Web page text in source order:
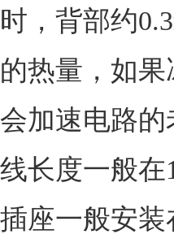
时，背部约
的热量，如
会加速电路
线长度一般在
插座一般安装